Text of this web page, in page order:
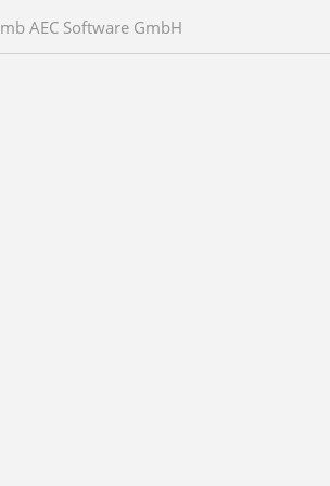
mb AEC Software GmbH